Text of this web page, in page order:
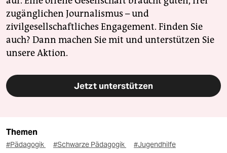
zugänglichen Journalismus – und
zivilgesellschaftliches Engagement. Finden Sie
auch? Dann machen Sie mit und unterstützen Sie
unsere Aktion.
Jetzt unterstützen
Themen
#Pädagogik #Schwarze Pädagogik
#Jugendhilfe